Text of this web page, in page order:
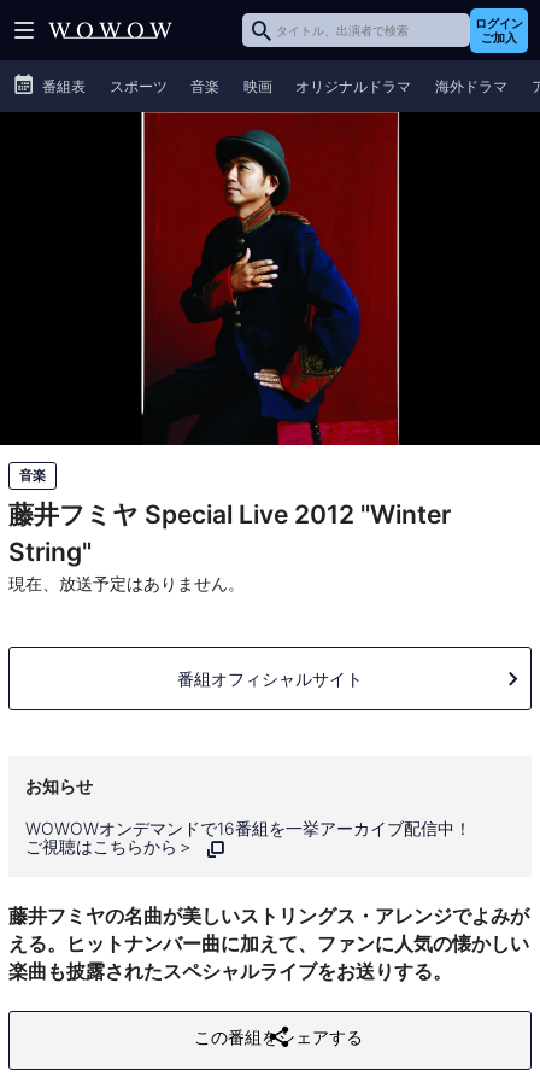
ログイン
ご加入
番組表 スポーツ 音楽 映画 オリジナルドラマ 海外ドラマ
音楽
藤井フミヤ Special Live 2012 "Winter
String"
現在、放送予定はありません。
番組オフィシャルサイト
お知らせ
WOWOWオンデマンドで16番組を一挙アーカイブ配信中！
ご視聴はこちらから＞
藤井フミヤの名曲が美しいストリングス・アレンジでよみが
える。ヒットナンバー曲に加えて、ファンに人気の懐かしい
楽曲も披露されたスペシャルライブをお送りする。
この番組をシェアする